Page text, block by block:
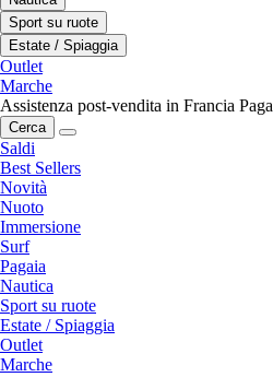
Sport su ruote
Estate / Spiaggia
Outlet
Marche
Assistenza post-vendita in Francia
Cerca
Saldi
Best Sellers
Novità
Nuoto
Immersione
Surf
Pagaia
Nautica
Sport su ruote
Estate / Spiaggia
Outlet
Marche